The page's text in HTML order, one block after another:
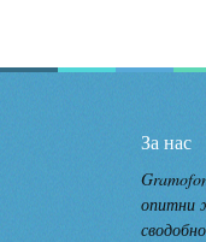
За нас
опитни